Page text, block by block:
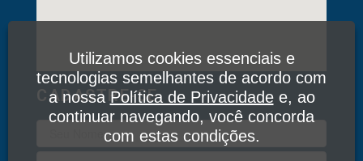
CADASTRE-SE
Utilizamos cookies essenciais e
tecnologias semelhantes de acordo com
a nossaPolítica de Privacidadee, ao
continuar navegando, você concorda
com estas condições.